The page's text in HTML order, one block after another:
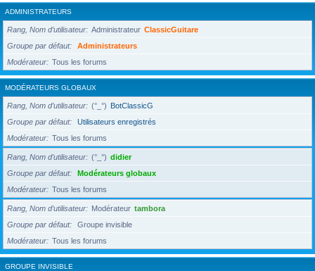
ADMINISTRATEURS
Rang, Nom d’utilisateur Administrateur ClassicGuitare
Groupe par défaut
Administrateurs
Modérateur
Tous les forums
MODÉRATEURS GLOBAUX
Rang, Nom d’utilisateur (°_°) BotClassicG
Groupe par défaut
Utilisateurs enregistrés
Modérateur
Tous les forums
Rang, Nom d’utilisateur (°_°) didier
Groupe par défaut
Modérateurs globaux
Modérateur
Tous les forums
Rang, Nom d’utilisateur Modérateur tambora
Groupe par défaut
Groupe invisible
Modérateur
Tous les forums
GROUPE INVISIBLE